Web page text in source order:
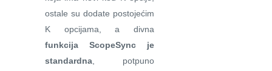
ostale su dodate postojećim
K opcijama, a divna
funkcija ScopeSync je
standardna , potpuno